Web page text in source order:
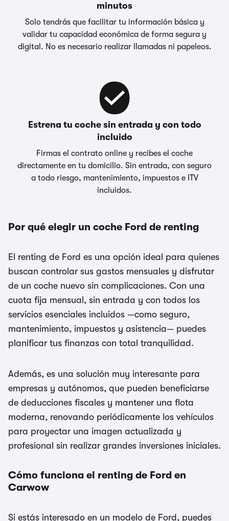
minutos
Solo tendrás que facilitar tu información básica y
validar tu capacidad económica de forma segura y
digital. No es necesario realizar llamadas ni papeleos.
Estrena tu coche sin entrada y con todo
incluido
Firmas el contrato online y recibes el coche
directamente en tu domicilio. Sin entrada, con seguro
a todo riesgo, mantenimiento, impuestos e ITV
incluidos.
Por qué elegir un coche Ford de renting
El renting de Ford es una opción ideal para quienes
buscan controlar sus gastos mensuales y disfrutar
de un coche nuevo sin complicaciones. Con una
cuota fija mensual, sin entrada y con todos los
servicios esenciales incluidos —como seguro,
mantenimiento, impuestos y asistencia— puedes
planificar tus finanzas con total tranquilidad.
Además, es una solución muy interesante para
empresas y autónomos, que pueden beneficiarse
de deducciones fiscales y mantener una flota
moderna, renovando periódicamente los vehículos
para proyectar una imagen actualizada y
profesional sin realizar grandes inversiones iniciales.
Cómo funciona el renting de Ford en
Carwow
Si estás interesado en un modelo de Ford, puedes